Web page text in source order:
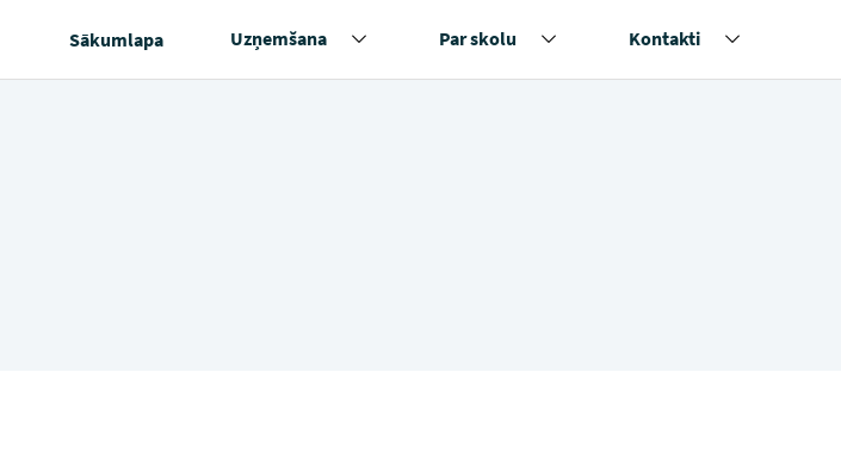
Sākumlapa Uzņemšana Par skolu Kontakti